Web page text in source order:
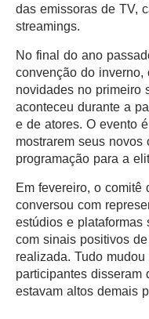
das emissoras de TV,
streamings.
No final do ano
convenção do inverno,
novidades no primeiro
aconteceu durante a
e de atores. O evento
mostrarem seus
programação para a
Em fevereiro, o comitê
conversou com
estúdios e plataformas
com sinais positivos
realizada. Tudo
participantes disseram
estavam altos demais